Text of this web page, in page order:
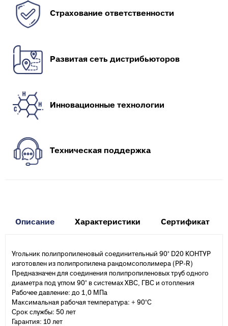
Страхование ответственности
Развитая сеть дистрибьюторов
Инновационные технологии
Техническая поддержка
Описание Характеристики Сертификат
Угольник полипропиленовый соединительный 90° D20 КОНТУР
изготовлен из полипропилена рандомсополимера (PP-R)
Предназначен для соединения полипропиленовых труб одного
диаметра под углом 90° в системах ХВС, ГВС и отопления
Рабочее давление: до 1,0 МПа
Максимальная рабочая температура: + 90°С
Срок службы: 50 лет
Гарантия: 10 лет